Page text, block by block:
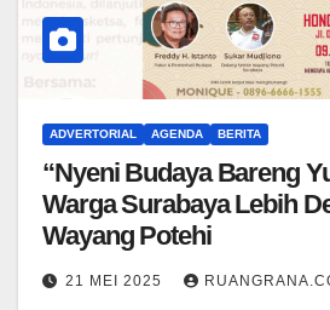
ADVERTORIAL AGENDA BERITA
“Nyeni Budaya Bareng
Warga Surabaya Lebih
Wayang Potehi
21 MEI 2025